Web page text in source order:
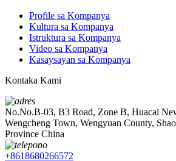
Profile sa Kompanya
Kultura sa Kompanya
Istruktura sa Kompanya
Video sa Kompanya
Kasaysayan sa Kompanya
Kontaka Kami
No.No.B-03, B3 Road, Zone B, Huacai
Wengcheng Town, Wengyuan County,
Province China
+8618680266572